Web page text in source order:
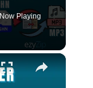
Now Playing
×